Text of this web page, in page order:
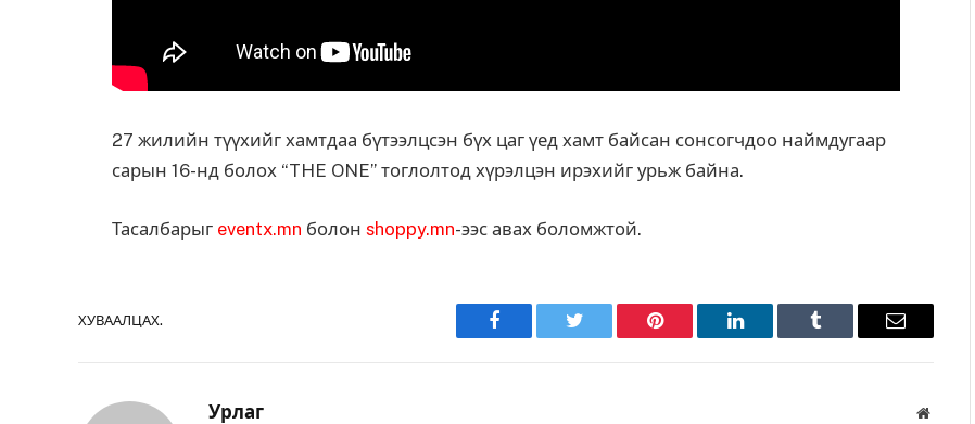
27 жилийн түүхийг хамтдаа бүтээлцсэн бүх цаг үед хамт байсан сонсогчдоо наймдугаар
сарын 16-нд болох “THE ONE” тоглолтод хүрэлцэн ирэхийг урьж байна.
Тасалбарыг eventx.mn болон shoppy.mn-ээс авах боломжтой.
ХУВААЛЦАХ.
Facebook Twitter Pinterest LinkedIn Tumblr Имэйл
Урлаг Вэбсайт